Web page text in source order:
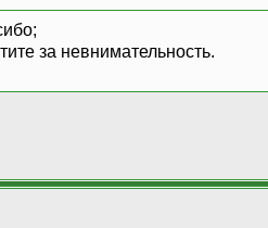
за невнимательность.